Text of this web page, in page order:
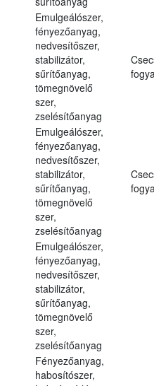
Emulgeálószer,
fényezőanyag,
nedvesítőszer,
stabilizátor,
sűrítőanyag,
tömegnövelő
szer,
zselésítőanyag
Emulgeálószer,
fényezőanyag,
nedvesítőszer,
stabilizátor,
sűrítőanyag,
tömegnövelő
szer,
zselésítőanyag
Emulgeálószer,
fényezőanyag,
nedvesítőszer,
stabilizátor,
sűrítőanyag,
tömegnövelő
szer,
zselésítőanyag
Fényezőanyag,
habosítószer,